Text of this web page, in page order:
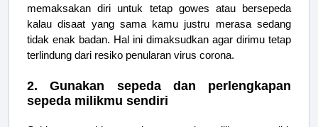
memaksakan diri untuk tetap gowes atau bersepeda
kalau disaat yang sama kamu justru merasa sedang
tidak enak badan. Hal ini dimaksudkan agar dirimu tetap
terlindung dari resiko penularan virus corona.
2. Gunakan sepeda dan perlengkapan
sepeda milikmu sendiri